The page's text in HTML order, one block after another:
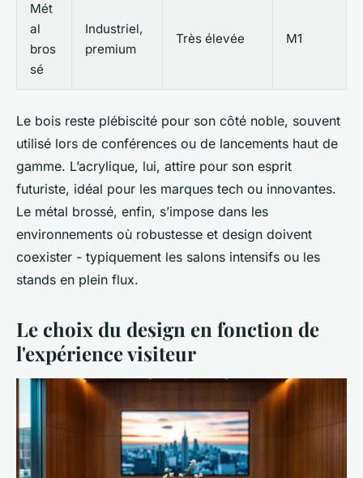
Mét
al
bros
sé
Industriel,
premium
Très élevée M1
Le bois reste plébiscité pour son côté noble, souvent
utilisé lors de conférences ou de lancements haut de
gamme. L’acrylique, lui, attire pour son esprit
futuriste, idéal pour les marques tech ou innovantes.
Le métal brossé, enfin, s’impose dans les
environnements où robustesse et design doivent
coexister - typiquement les salons intensifs ou les
stands en plein flux.
Le choix du design en fonction de
l'expérience visiteur